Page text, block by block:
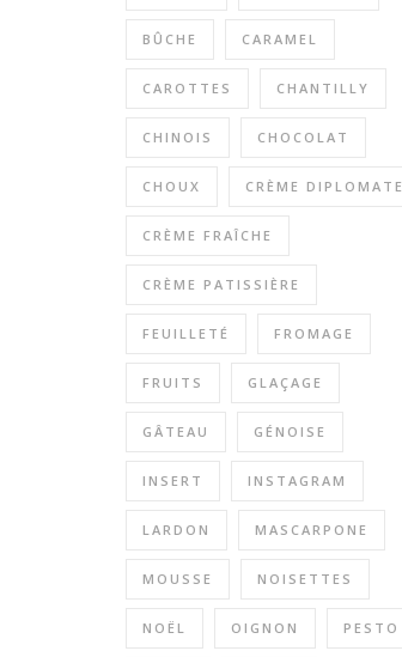
BÛCHE CARAMEL
CAROTTES CHANTILLY
CHINOIS CHOCOLAT
CHOUX CRÈME DIPLOMATE
CRÈME FRAÎCHE
CRÈME PATISSIÈRE
FEUILLETÉ FROMAGE
FRUITS GLAÇAGE
GÂTEAU GÉNOISE
INSERT INSTAGRAM
LARDON MASCARPONE
MOUSSE NOISETTES
NOËL OIGNON PESTO